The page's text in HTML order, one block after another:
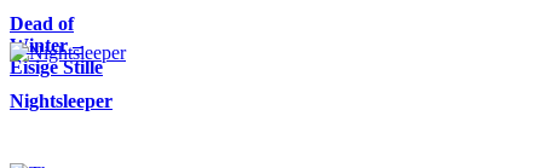
Dead of
Winter –
Eisige Stille
Nightsleeper